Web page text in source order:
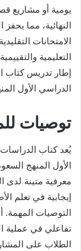
يومية أو مشاريع
النهائية، مما
الامتحانات
التعليمية
الدراسي الأول
توصيات
يُعد كتاب
الأول المنهج
معرفية متينة لدى
إيجابية في تعلم
التوصيات المهمة.
تفاعلي في عملية
الطلاب على